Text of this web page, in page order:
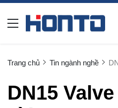
Trang chủ Tin ngành nghề
DN15